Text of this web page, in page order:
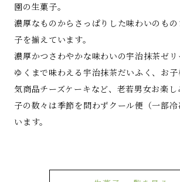
園の生菓子。
濃厚なものからさっぱりした味わいのも
子を揃えています。
濃厚かつさわやかな味わいの宇治抹茶ゼ
ゆくまで味わえる宇治抹茶だいふく、お
気商品チーズケーキなど、老若男女お楽
子の数々は季節を問わずクール便（一部
います。